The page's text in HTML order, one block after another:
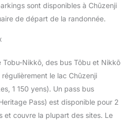
sont disponibles à Chūzenji
de départ de la randonnée.
Tobu-Nikkō, des bus Tōbu et Nikkō
le lac Chūzenji
1 150 yens). Un pass bus
Pass) est disponible pour 2
et couvre la plupart des sites. Le